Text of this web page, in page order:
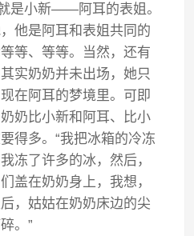
是小新——阿耳的表姐。
他是阿耳和表姐共同的
等、等等。当然，还有
实奶奶并未出场，她只
在阿耳的梦境里。可即
奶比小新和阿耳、比小
得多。“我把冰箱的冷冻
冻了许多的冰，然后，
盖在奶奶身上，我想，
，姑姑在奶奶床边的尖
。”